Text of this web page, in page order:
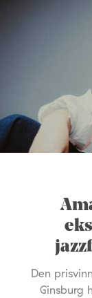
Den
Ginsburg